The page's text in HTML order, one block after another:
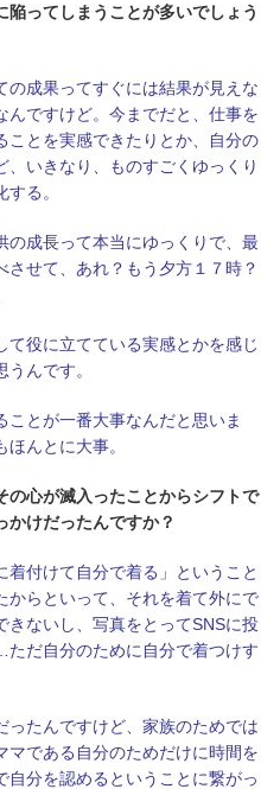
ってしまうことが多いでしょう
の成果ってすぐには結果が見えな
んですけど。今までだと、仕事を
ことを実感できたりとか、自分の
いきなり、ものすごくゆっくり
る。
の成長って本当にゆっくりで、最
せて、あれ？もう夕方１７時？
役に立てている実感とかを感じ
んです。
とが一番大事なんだと思いま
んとに大事。
の心が滅入ったことからシフトで
かけだったんですか？
付けて自分で着る」ということ
からといって、それを着て外にで
きないし、写真をとってSNSに投
だ自分のために自分で着つけす
ったんですけど、家族のためでは
マである自分のためだけに時間を
分を認めるということに繋がっ